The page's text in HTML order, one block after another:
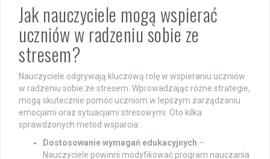
Jak nauczyciele mogą wspierać
uczniów w radzeniu sobie ze
stresem?
Nauczyciele odgrywają kluczową rolę w wspieraniu uczniów
w radzeniu sobie ze stresem. Wprowadzając różne strategie,
mogą skutecznie pomóc uczniom w lepszym zarządzaniu
emocjami oraz sytuacjami stresowymi. Oto kilka
sprawdzonych metod wsparcia:
Dostosowanie wymagań edukacyjnych –
Nauczyciele powinni modyfikować program nauczania